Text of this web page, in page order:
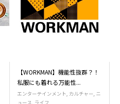
【WORKMAN】機能性抜群？！
私服にも着れる万能性...
エンターテインメント カルチャー ニ
ュース ライフ